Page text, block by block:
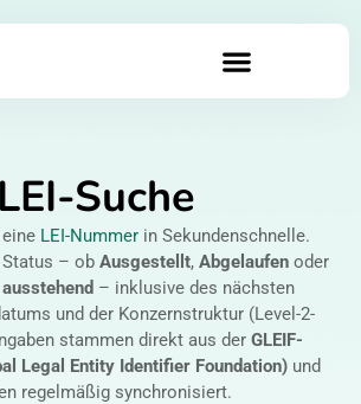
LEI-Suche
LEI-Nummer in Sekundenschnelle.
– ob Ausgestellt, Abgelaufen oder
– inklusive des nächsten
und der Konzernstruktur (Level-2-
stammen direkt aus der GLEIF-
Legal Entity Identifier Foundation)und
regelmäßig synchronisiert.